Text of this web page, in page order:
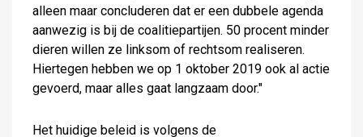
alleen maar concluderen dat er een dubbele agenda
aanwezig is bij de coalitiepartijen. 50 procent minder
dieren willen ze linksom of rechtsom realiseren.
Hiertegen hebben we op 1 oktober 2019 ook al actie
gevoerd, maar alles gaat langzaam door."
Het huidige beleid is volgens de